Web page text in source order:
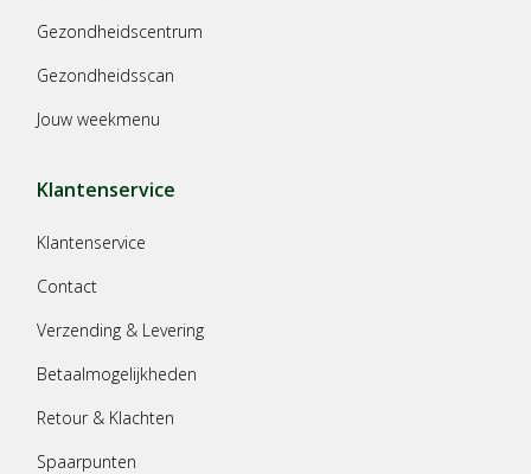
Gezondheidscentrum
Gezondheidsscan
Jouw weekmenu
Klantenservice
Klantenservice
Contact
Verzending & Levering
Betaalmogelijkheden
Retour & Klachten
Spaarpunten